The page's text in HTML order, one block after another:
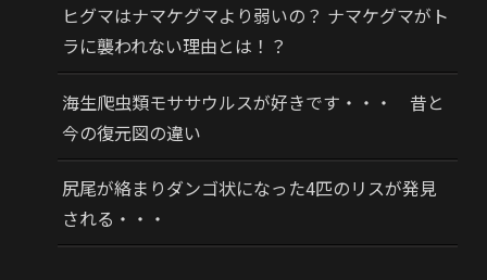
ヒグマはナマケグマより弱いの？ ナマケグマがト
ラに襲われない理由とは！？
海生爬虫類モササウルスが好きです・・・ 昔と
今の復元図の違い
尻尾が絡まりダンゴ状になった4匹のリスが発見
される・・・